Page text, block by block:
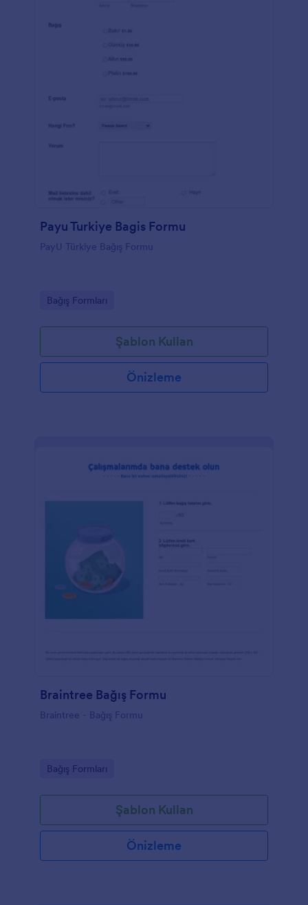
Payu Turkiye Bagis Formu
PayU Türkiye Bağış Formu
Go to Category:
Bağış Formları
Şablon Kullan
Önizleme
Braintree Bağış Formu
Braintree - Bağış Formu
Go to Category:
Bağış Formları
Şablon Kullan
Önizleme